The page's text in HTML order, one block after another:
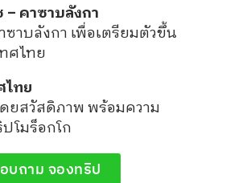
– คาซาบลังกา
าบลังกา เพื่อเตรียมตัวขึ้น
ศไทย
ไทย
ยสวัสดิภาพ พร้อมความ
โมร็อกโก
บถาม จองทริป